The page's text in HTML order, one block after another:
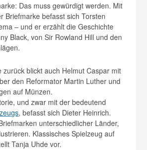
Das muss gewürdigt werden. Mit
Briefmarke befasst sich Torsten
– und er erzählt die Geschichte
Black, von Sir Rowland Hill und den
zurück blickt auch Helmut Caspar mit
den Reformator Martin Luther und
auf Münzen.
und zwar mit der bedeutend
, befasst sich Dieter Heinrich.
unterschiedlicher Länder,
Klassisches Spielzeug auf
Tanja Uhde vor.